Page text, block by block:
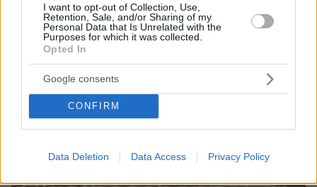
I want to opt-out of Collection, Use,
Retention, Sale, and/or Sharing of my
Personal Data that Is Unrelated with the
Purposes for which it was collected.
Opted In
Google consents
CONFIRM
Data Deletion Data Access Privacy Policy